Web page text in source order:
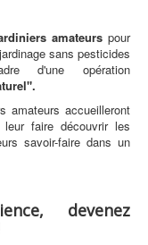
amateurs pour
sans pesticides
d'une opération
amateurs accueilleront
faire découvrir les
savoir-faire dans un
devenez